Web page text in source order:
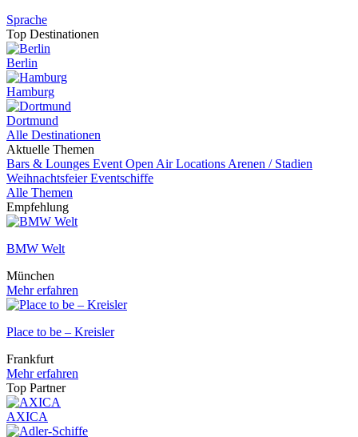
Sprache
Top Destinationen
Berlin
Hamburg
Dortmund
Alle Destinationen
Aktuelle Themen
Bars & Lounges Event Open Air Locations Arenen / Stadien
WeihnachtsfeierEventschiffe
Alle Themen
Empfehlung
BMW Welt
München
Mehr erfahren
Place to be – Kreisler
Frankfurt
Mehr erfahren
Top Partner
AXICA